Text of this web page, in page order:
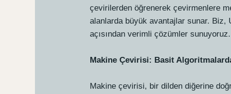
çevirilerden öğrenerek çevirmenlere
alanlarda büyük avantajlar sunar.
açısından verimli çözümler sunuyoruz.
Makine Çevirisi: Basit
Makine çevirisi, bir dilden diğerine